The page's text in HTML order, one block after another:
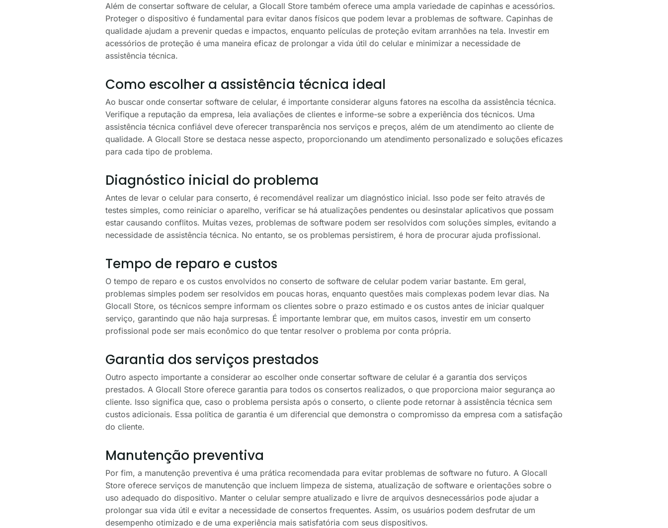
Além de consertar software de celular, a Glocall Store também oferece uma ampla variedade de capinhas e acessórios.
Proteger o dispositivo é fundamental para evitar danos físicos que podem levar a problemas de software. Capinhas de
qualidade ajudam a prevenir quedas e impactos, enquanto películas de proteção evitam arranhões na tela. Investir em
acessórios de proteção é uma maneira eficaz de prolongar a vida útil do celular e minimizar a necessidade de
assistência técnica.
Como escolher a assistência técnica ideal
Ao buscar onde consertar software de celular, é importante considerar alguns fatores na escolha da assistência técnica.
Verifique a reputação da empresa, leia avaliações de clientes e informe-se sobre a experiência dos técnicos. Uma
assistência técnica confiável deve oferecer transparência nos serviços e preços, além de um atendimento ao cliente de
qualidade. A Glocall Store se destaca nesse aspecto, proporcionando um atendimento personalizado e soluções eficazes
para cada tipo de problema.
Diagnóstico inicial do problema
Antes de levar o celular para conserto, é recomendável realizar um diagnóstico inicial. Isso pode ser feito através de
testes simples, como reiniciar o aparelho, verificar se há atualizações pendentes ou desinstalar aplicativos que possam
estar causando conflitos. Muitas vezes, problemas de software podem ser resolvidos com soluções simples, evitando a
necessidade de assistência técnica. No entanto, se os problemas persistirem, é hora de procurar ajuda profissional.
Tempo de reparo e custos
O tempo de reparo e os custos envolvidos no conserto de software de celular podem variar bastante. Em geral,
problemas simples podem ser resolvidos em poucas horas, enquanto questões mais complexas podem levar dias. Na
Glocall Store, os técnicos sempre informam os clientes sobre o prazo estimado e os custos antes de iniciar qualquer
serviço, garantindo que não haja surpresas. É importante lembrar que, em muitos casos, investir em um conserto
profissional pode ser mais econômico do que tentar resolver o problema por conta própria.
Garantia dos serviços prestados
Outro aspecto importante a considerar ao escolher onde consertar software de celular é a garantia dos serviços
prestados. A Glocall Store oferece garantia para todos os consertos realizados, o que proporciona maior segurança ao
cliente. Isso significa que, caso o problema persista após o conserto, o cliente pode retornar à assistência técnica sem
custos adicionais. Essa política de garantia é um diferencial que demonstra o compromisso da empresa com a satisfação
do cliente.
Manutenção preventiva
Por fim, a manutenção preventiva é uma prática recomendada para evitar problemas de software no futuro. A Glocall
Store oferece serviços de manutenção que incluem limpeza de sistema, atualização de software e orientações sobre o
uso adequado do dispositivo. Manter o celular sempre atualizado e livre de arquivos desnecessários pode ajudar a
prolongar sua vida útil e evitar a necessidade de consertos frequentes. Assim, os usuários podem desfrutar de um
desempenho otimizado e de uma experiência mais satisfatória com seus dispositivos.